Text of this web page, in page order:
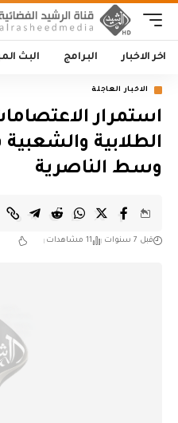
اخر الاخبار البرامج البث
الاخبار العاجلة
استمرار
الطلابية
وسط الناصرية
قبل 7 سنوات 11 مشاهدات